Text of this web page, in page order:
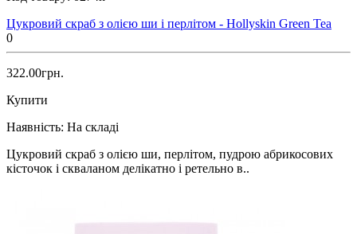
Цукровий скраб з олією ши і перлітом - Hollyskin Green Tea
0
322.00грн.
Купити
Наявність: На складі
Цукровий скраб з олією ши, перлітом, пудрою абрикосових
кісточок і скваланом делікатно і ретельно в..